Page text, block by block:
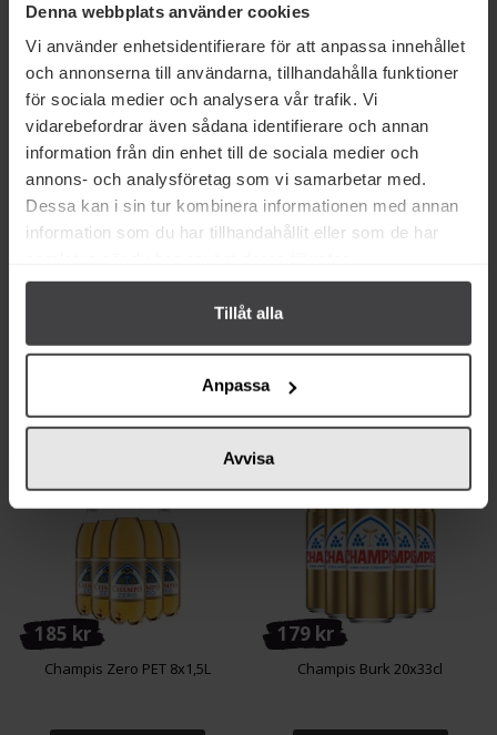
Denna webbplats använder cookies
Vi använder enhetsidentifierare för att anpassa innehållet
och annonserna till användarna, tillhandahålla funktioner
för sociala medier och analysera vår trafik. Vi
vidarebefordrar även sådana identifierare och annan
information från din enhet till de sociala medier och
annons- och analysföretag som vi samarbetar med.
Dessa kan i sin tur kombinera informationen med annan
information som du har tillhandahållit eller som de har
Tillåt alla
Anpassa
Avvisa
Köp
185 kr
Champis Zero PET 8x1,5L
179 kr
Champis Burk 20x33cl